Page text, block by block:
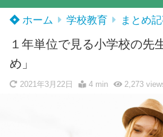
ホーム 学校教育 まとめ
１年単位で見る小学校の
め」
2021年3月22日 4 min 2,273